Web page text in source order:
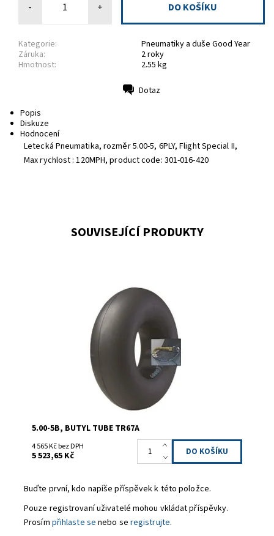
- +
Kategorie:
Pneumatiky a duše Good Year
Záruka:
2 roky
Hmotnost:
2.55 kg
Dotaz
Popis
Diskuze
Hodnocení
Letecká Pneumatika, rozměr 5.00-5, 6PLY, Flight Special II,
Max rychlost : 120MPH, product code: 301-016-420
SOUVISEJÍCÍ PRODUKTY
Duše Good Year 5.00-5B, TR67, produktový kód : 302-013-
Skladem 6
302-013-400
2 roky
5.00-5B, BUTYL TUBE TR67A
4 565 Kč bez DPH
5 523,65 Kč
Buďte první, kdo napíše příspěvek k této položce.
Pouze registrovaní uživatelé mohou vkládat příspěvky.
Prosím přihlaste se nebo se registrujte.